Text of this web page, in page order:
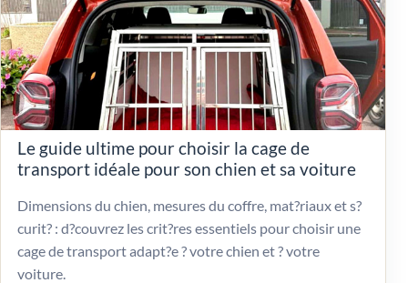
Le guide ultime pour choisir la cage de
transport idéale pour son chien et sa voiture
Dimensions du chien, mesures du coffre, mat?riaux et s?
curit? : d?couvrez les crit?res essentiels pour choisir une
cage de transport adapt?e ? votre chien et ? votre
voiture.